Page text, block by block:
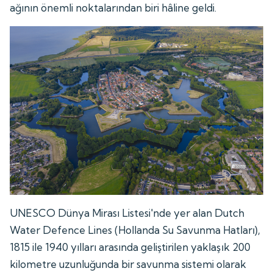
ağının önemli noktalarından biri hâline geldi.
UNESCO Dünya Mirası Listesi'nde yer alan Dutch
Water Defence Lines (Hollanda Su Savunma Hatları),
1815 ile 1940 yılları arasında geliştirilen yaklaşık 200
kilometre uzunluğunda bir savunma sistemi olarak